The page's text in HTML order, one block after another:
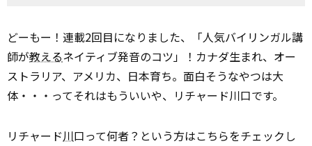
どーもー！連載2回目になりました、「人気バイリンガル講
師が教えるネイティブ発音のコツ」！カナダ生まれ、オー
ストラリア、アメリカ、日本育ち。面白そうなやつは大
体・・・ってそれはもういいや、リチャード川口です。
リチャード川口って何者？という方はこちらをチェックし